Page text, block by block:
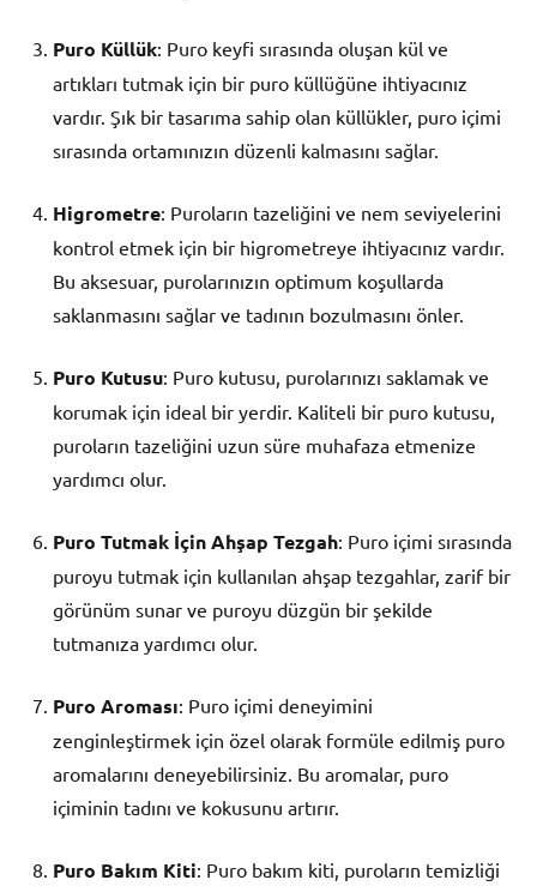
Puro Küllük: Puro keyfi sırasında oluşan kül ve
artıkları tutmak için bir puro küllüğüne ihtiyacınız
vardır. Şık bir tasarıma sahip olan küllükler, puro içimi
sırasında ortamınızın düzenli kalmasını sağlar.
Higrometre: Puroların tazeliğini ve nem seviyelerini
kontrol etmek için bir higrometreye ihtiyacınız vardır.
Bu aksesuar, purolarınızın optimum koşullarda
saklanmasını sağlar ve tadının bozulmasını önler.
Puro Kutusu: Puro kutusu, purolarınızı saklamak ve
korumak için ideal bir yerdir. Kaliteli bir puro kutusu,
puroların tazeliğini uzun süre muhafaza etmenize
yardımcı olur.
Puro Tutmak İçin Ahşap Tezgah: Puro içimi sırasında
puroyu tutmak için kullanılan ahşap tezgahlar, zarif bir
görünüm sunar ve puroyu düzgün bir şekilde
tutmanıza yardımcı olur.
Puro Aroması: Puro içimi deneyimini
zenginleştirmek için özel olarak formüle edilmiş puro
aromalarını deneyebilirsiniz. Bu aromalar, puro
içiminin tadını ve kokusunu artırır.
Puro Bakım Kiti: Puro bakım kiti, puroların temizliği